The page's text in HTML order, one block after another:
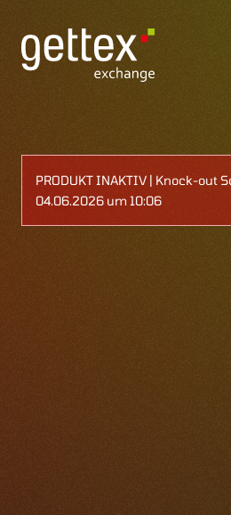
PRODUKT INAKTIV | Knock-out
04.06.2026 um 10:06